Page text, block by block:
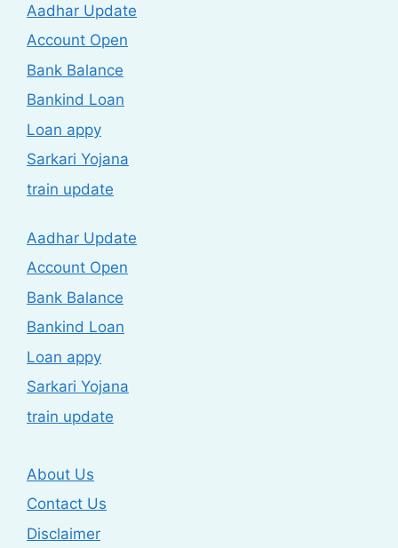
Aadhar Update
Account Open
Bank Balance
Bankind Loan
Loan appy
Sarkari Yojana
train update
Aadhar Update
Account Open
Bank Balance
Bankind Loan
Loan appy
Sarkari Yojana
train update
About Us
Contact Us
Disclaimer